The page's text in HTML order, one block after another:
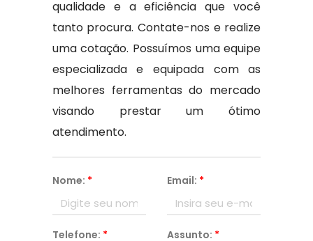
qualidade e a eficiência que você
tanto procura. Contate-nos e realize
uma cotação. Possuímos uma equipe
especializada e equipada com as
melhores ferramentas do mercado
visando prestar um ótimo
atendimento.
Nome: * Email: *
Telefone: * Assunto: *